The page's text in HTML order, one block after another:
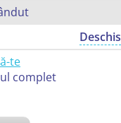
Deschis
te
complet